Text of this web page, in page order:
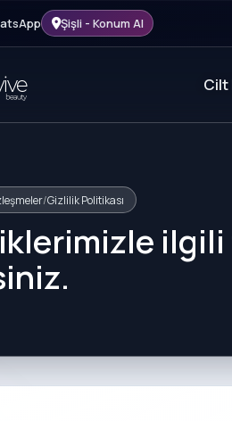
Şişli - Konum Al
Cilt
/Gizlilik Politikası